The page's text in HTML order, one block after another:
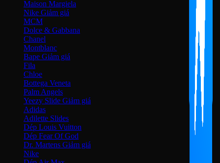
Maison Margiela
Nike
MCM
Dolce & Gabbana
Chanel
Montblanc
Bape
Fila
Chloe
Bottega Veneta
Palm Angels
Yeezy Slide
Adidas
Adilette Slides
Dép Louis Vuitton
Dép Fear Of God
Dr. Martens
Nike